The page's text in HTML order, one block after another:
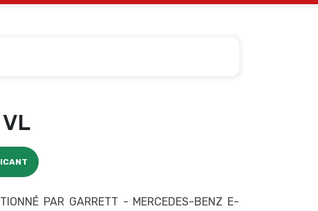
PAR GARRETT - MERCEDES-BENZ E-